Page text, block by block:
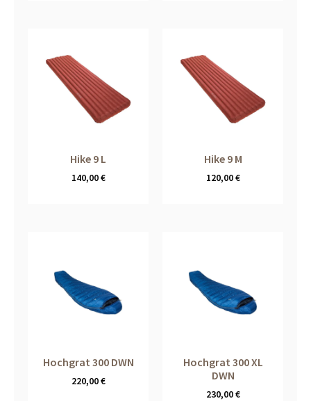
Hike 9 L
140,00€
Hike 9 M
120,00€
Hochgrat 300 DWN
220,00€
Hochgrat 300 XL
DWN
230,00€